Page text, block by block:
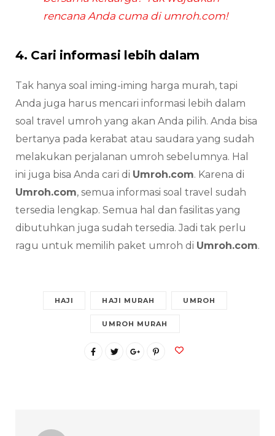
rencana Anda cuma di umroh.com!
4. Cari informasi lebih dalam
Tak hanya soal iming-iming harga murah, tapi
Anda juga harus mencari informasi lebih dalam
soal travel umroh yang akan Anda pilih. Anda bisa
bertanya pada kerabat atau saudara yang sudah
melakukan perjalanan umroh sebelumnya. Hal
ini juga bisa Anda cari di Umroh.com. Karena di
Umroh.com, semua informasi soal travel sudah
tersedia lengkap. Semua hal dan fasilitas yang
dibutuhkan juga sudah tersedia. Jadi tak perlu
ragu untuk memilih paket umroh di Umroh.com.
HAJI HAJI MURAH UMROH
UMROH MURAH